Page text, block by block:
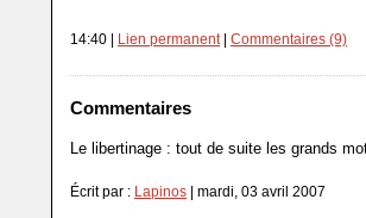
14:40 | Lien permanent| Commentaires (9)
Commentaires
Le libertinage : tout de suite les grands
Écrit par : Lapinos | mardi, 03 avril 2007